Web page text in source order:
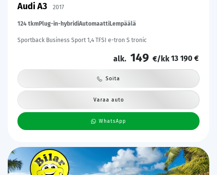
Audi A3 2017
124 tkmPlug-in-hybridiAutomaattiLempäälä
Sportback Business Sport 1,4 TFSI e-tron S tronic
alk. 149 €/kk13 190 €
Soita
Varaa auto
WhatsApp